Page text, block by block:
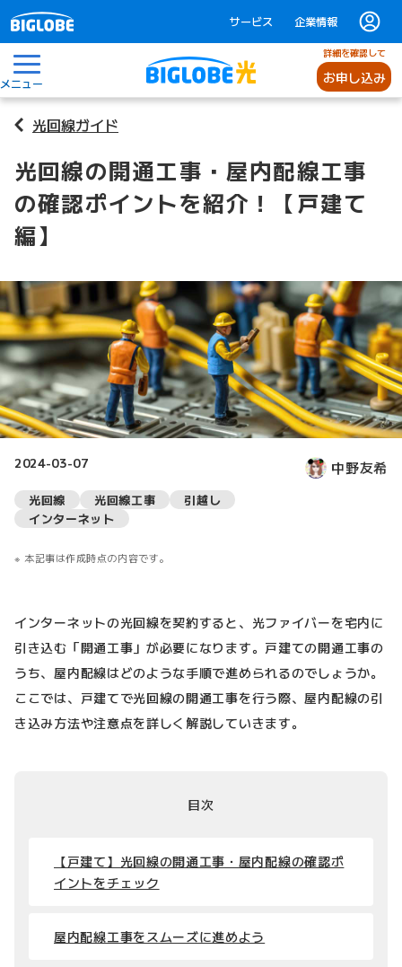
サービス 企業情報
メニュー
詳細を確認して
お申し込み
光回線ガイド
光回線の開通工事・屋内配線工事
の確認ポイントを紹介！【戸建て
編】
2024-03-07 中野友希
光回線 光回線工事
引越し
インターネット
本記事は作成時点の内容です。
インターネットの光回線を契約すると、光ファイバーを宅内に
引き込む「開通工事」が必要になります。戸建ての開通工事の
うち、屋内配線はどのような手順で進められるのでしょうか。
ここでは、戸建てで光回線の開通工事を行う際、屋内配線の引
き込み方法や注意点を詳しく解説していきます。
目次
【戸建て】光回線の開通工事・屋内配線の確認ポ
イントをチェック
屋内配線工事をスムーズに進めよう